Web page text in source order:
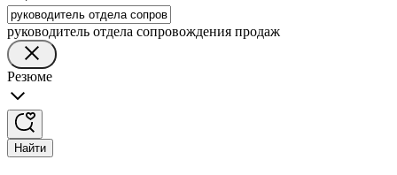
руководитель отдела сопровождения продаж
Резюме
Найти